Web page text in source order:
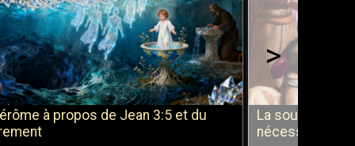
à propos de Jean 3:5 et du
La soumission
nécessité du
>